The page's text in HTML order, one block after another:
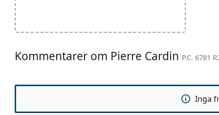
Kommentarer om Pierre Cardin P.C. 6781
Inga